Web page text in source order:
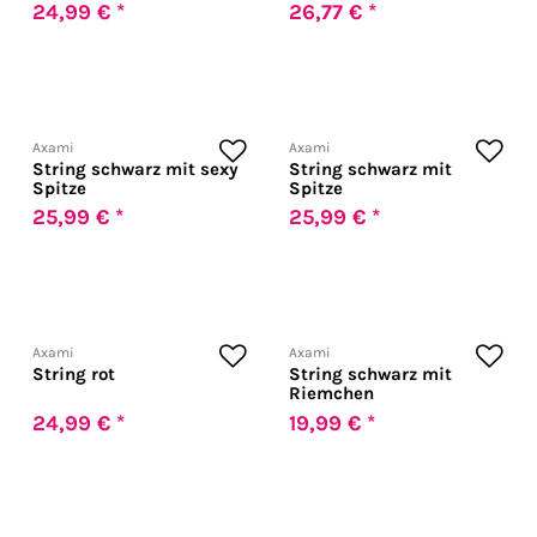
24,99 € * 26,77 € *
Axami
String schwarz mit sexy
Spitze
25,99 € *
Axami
String schwarz mit
Spitze
25,99 € *
Axami
String rot
24,99 € *
Axami
String schwarz mit
Riemchen
19,99 € *